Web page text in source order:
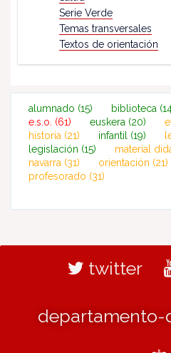
Serie Verde
Temas transversales
Textos de orientación
alumnado (15) biblioteca
e.s.o. (61) euskera (20)
historia (21) infantil (19)
legislación (15) material
navarra (31) orientación (21)
profesorado (31)
twitter
departamento-